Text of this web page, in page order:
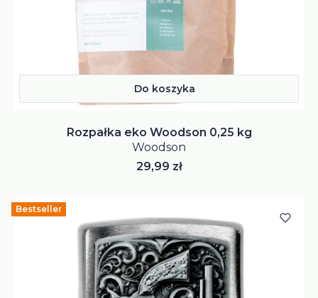
Do koszyka
Rozpałka eko Woodson 0,25 kg
Woodson
Cena
29,99 zł
Bestseller